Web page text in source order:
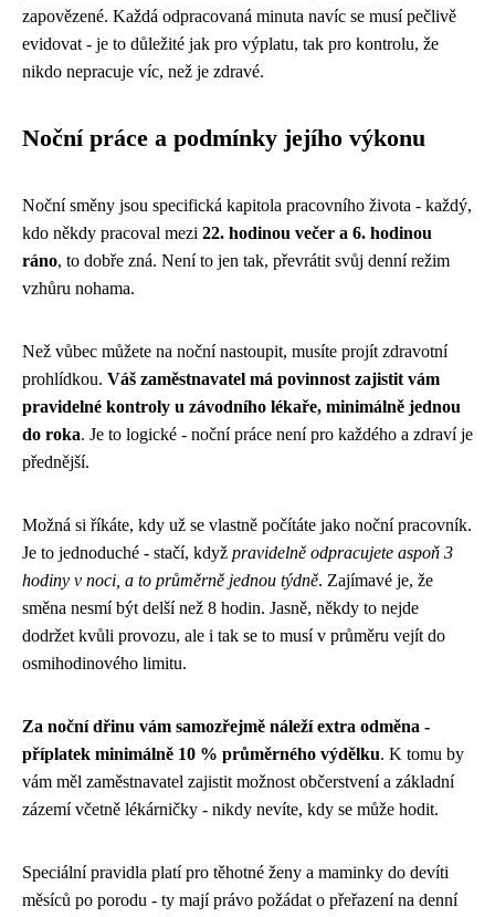
zapovězené. Každá odpracovaná minuta navíc se musí pečlivě
evidovat - je to důležité jak pro výplatu, tak pro kontrolu, že
nikdo nepracuje víc, než je zdravé.
Noční práce a podmínky jejího výkonu
Noční směny jsou specifická kapitola pracovního života - každý,
kdo někdy pracoval mezi 22. hodinou večer a 6. hodinou
ráno, to dobře zná. Není to jen tak, převrátit svůj denní režim
vzhůru nohama.
Než vůbec můžete na noční nastoupit, musíte projít zdravotní
prohlídkou. Váš zaměstnavatel má povinnost zajistit vám
pravidelné kontroly u závodního lékaře, minimálně jednou
do roka. Je to logické - noční práce není pro každého a zdraví je
přednější.
Možná si říkáte, kdy už se vlastně počítáte jako noční pracovník.
Je to jednoduché - stačí, když pravidelně odpracujete aspoň 3
hodiny v noci, a to průměrně jednou týdně. Zajímavé je, že
směna nesmí být delší než 8 hodin. Jasně, někdy to nejde
dodržet kvůli provozu, ale i tak se to musí v průměru vejít do
osmihodinového limitu.
Za noční dřinu vám samozřejmě náleží extra odměna -
příplatek minimálně 10 % průměrného výdělku. K tomu by
vám měl zaměstnavatel zajistit možnost občerstvení a základní
zázemí včetně lékárničky - nikdy nevíte, kdy se může hodit.
Speciální pravidla platí pro těhotné ženy a maminky do devíti
měsíců po porodu - ty mají právo požádat o přeřazení na denní